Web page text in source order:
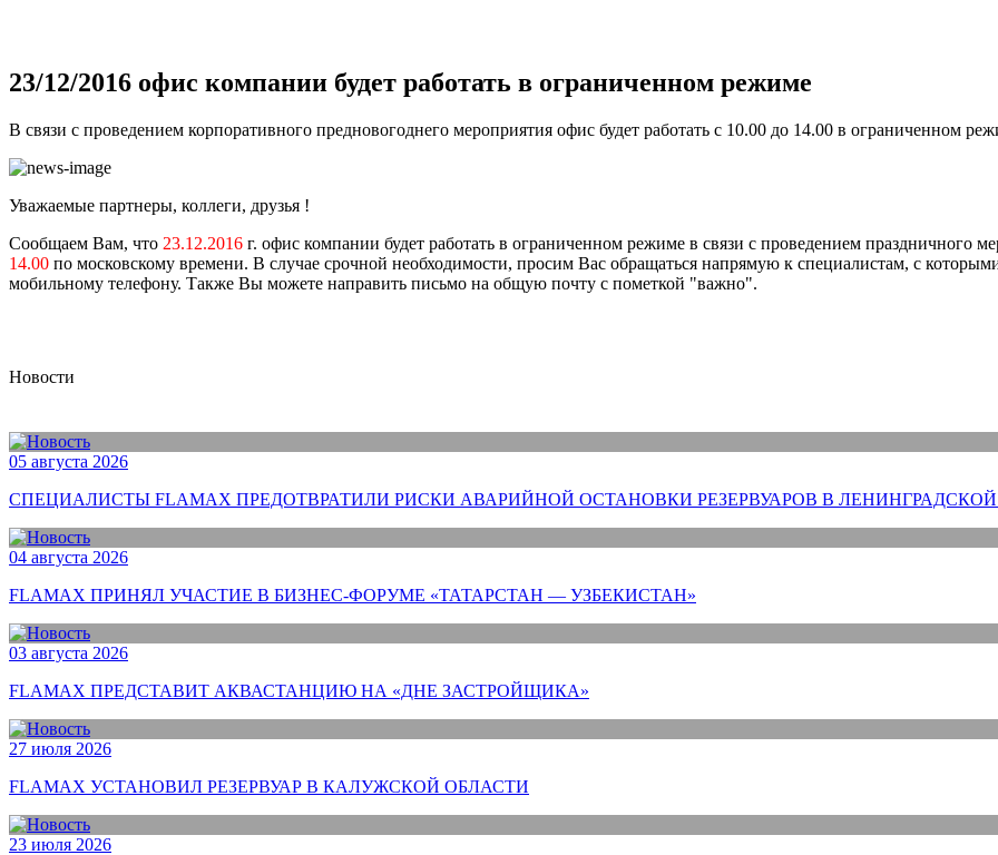
23/12/2016 офис компании будет работать в ограниченном режиме
В связи с проведением корпоративного предновогоднего мероприятия офис будет работать с 10.00 до 14.00 в ограниченном
Уважаемые партнеры, коллеги, друзья !
Сообщаем Вам, что 23.12.2016 г. офис компании будет работать в ограниченном режиме в связи с проведением праздничного
14.00 по московскому времени. В случае срочной необходимости, просим Вас обращаться напрямую к специалистам, с
мобильному телефону. Также Вы можете направить письмо на общую почту с пометкой "важно".
Новости
05 августа 2026
СПЕЦИАЛИСТЫ FLAMAX ПРЕДОТВРАТИЛИ РИСКИ АВАРИЙНОЙ ОСТАНОВКИ РЕЗЕРВУАРОВ В
04 августа 2026
FLAMAX ПРИНЯЛ УЧАСТИЕ В БИЗНЕС-ФОРУМЕ «ТАТАРСТАН — УЗБЕКИСТАН»
03 августа 2026
FLAMAX ПРЕДСТАВИТ АКВАСТАНЦИЮ НА «ДНЕ ЗАСТРОЙЩИКА»
27 июля 2026
FLAMAX УСТАНОВИЛ РЕЗЕРВУАР В КАЛУЖСКОЙ ОБЛАСТИ
23 июля 2026